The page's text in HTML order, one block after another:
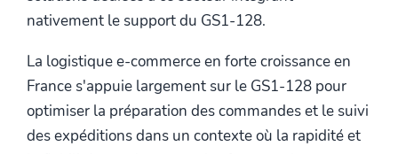
nativement le support du GS1-128.
La logistique e-commerce en forte croissance en
France s'appuie largement sur le GS1-128 pour
optimiser la préparation des commandes et le suivi
des expéditions dans un contexte où la rapidité et